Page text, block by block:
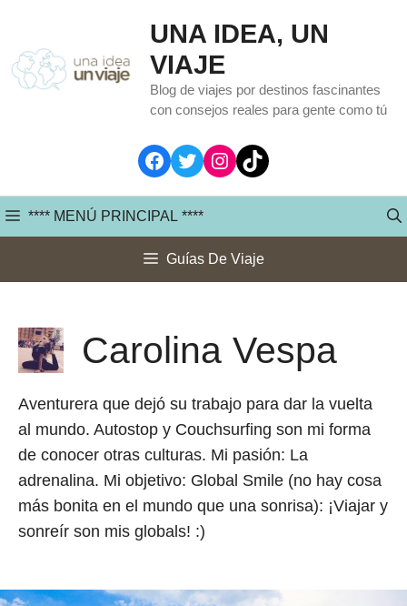
contenido
UNA IDEA, UN
VIAJE
Blog de viajes por destinos fascinantes
con consejos reales para gente como tú
Facebook
TwitterInstagram
TikTok
**** MENÚ PRINCIPAL ****
Guías De Viaje
Carolina Vespa
Aventurera que dejó su trabajo para dar la vuelta
al mundo. Autostop y Couchsurfing son mi forma
de conocer otras culturas. Mi pasión: La
adrenalina. Mi objetivo: Global Smile (no hay cosa
más bonita en el mundo que una sonrisa): ¡Viajar y
sonreír son mis globals! :)